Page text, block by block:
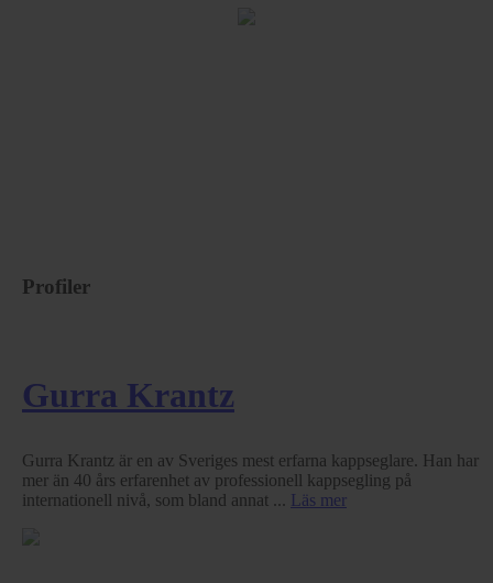
Profiler
Gurra Krantz
Gurra Krantz är en av Sveriges mest erfarna kappseglare. Han har
mer än 40 års erfarenhet av professionell kappsegling på
internationell nivå, som bland annat ... Läs mer